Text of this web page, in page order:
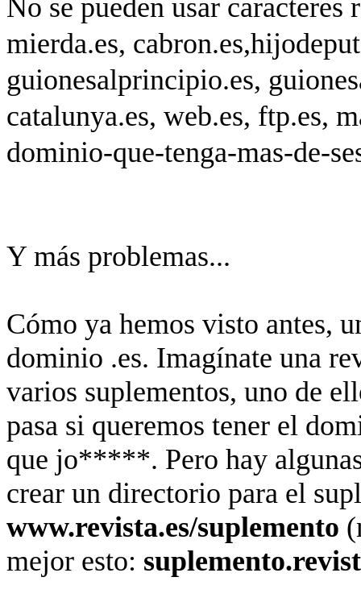
No se pueden usar
mierda.es,
guionesalprincipio.es,
catalunya.es, web.es, ftp.es,
dominio-que-tenga-mas-de-
Y más problemas...
Cómo ya hemos visto antes,
dominio .es. Imagínate una
varios suplementos, uno de
pasa si queremos tener el
que jo*****. Pero hay
crear un directorio para el
www.revista.es/suplemento
mejor esto: